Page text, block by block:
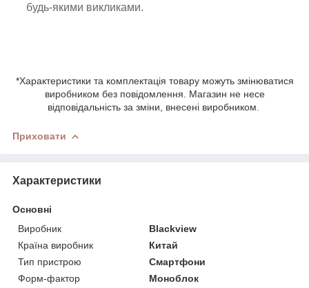
будь-якими викликами.
*Характеристики та комплектація товару можуть змінюватися
виробником без повідомлення. Магазин не несе
відповідальність за зміни, внесені виробником.
Приховати
Характеристики
Основні
Виробник
Blackview
Країна виробник
Китай
Тип пристрою
Смартфони
Форм-фактор
Моноблок